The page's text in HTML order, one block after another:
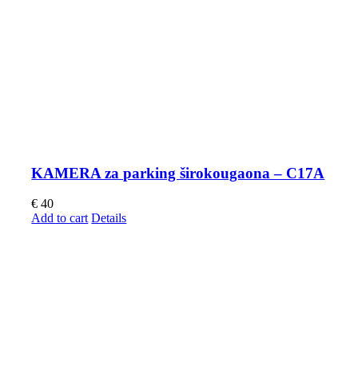
KAMERA za parking širokougaona – C17A
€ 40
Add to cart Details